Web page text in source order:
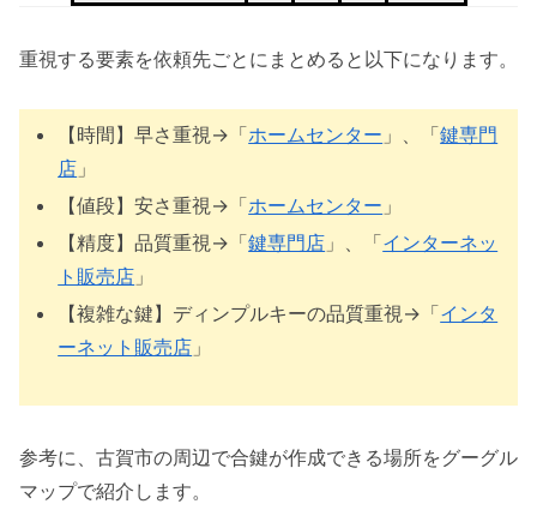
重視する要素を依頼先ごとにまとめると以下になります。
【時間】早さ重視→「ホームセンター 」、「鍵専門
店 」
【値段】安さ重視→「ホームセンター 」
【精度】品質重視→「鍵専門店 」、「インターネッ
ト販売店 」
【複雑な鍵】ディンプルキーの品質重視→「インタ
ーネット販売店 」
参考に、古賀市の周辺で合鍵が作成できる場所をグーグル
マップで紹介します。